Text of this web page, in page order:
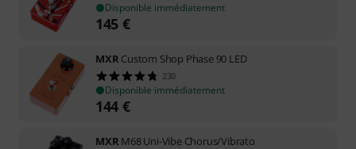
Disponible immédiatement
145 €
MXR Custom Shop Phase 90 LED
230
Disponible immédiatement
144 €
MXR M68 Uni-Vibe Chorus/Vibrato